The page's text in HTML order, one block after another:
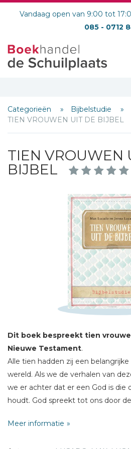
Vandaag open van 9:00 tot
085 - 0712
Categorieën
Bijbelstudie
TIEN VROUWEN UIT DE BIJBEL
TIEN VROUWEN
BIJBEL
Dit boek bespreekt tien
Nieuwe Testament.
Alle tien hadden zij een
wereld. Als we de verhalen van
we er achter dat er een God is die
houdt. God spreekt tot ons door
gebruikt iedereen die Hem volgt
Meer informatie
Schrijf hieronder je review!
Bericht *
* = verplicht